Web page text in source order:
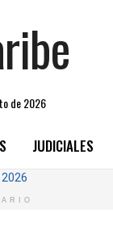
de 2026
JUDICIALES